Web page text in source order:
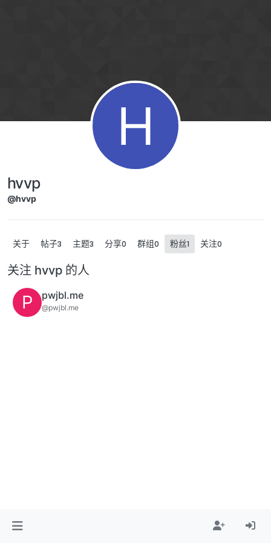
H
hvvp
@hvvp
关于 帖子3 主题3 分享0 群组0 粉丝1 关注0
关注 hvvp 的人
P pwjbl.me
@pwjbl.me